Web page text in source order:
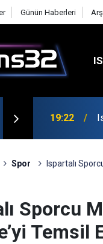
Günün Haberleri
19:22
Spor Ispartalı
Sporcu
Temsil